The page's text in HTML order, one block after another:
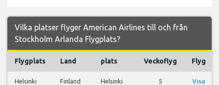
Vilka platser flyger American Airlines till och från
Stockholm Arlanda Flygplats?
Flygplats Land plats Veckoflyg Flyg
Helsinki
Finland Helsinki 5
Visa